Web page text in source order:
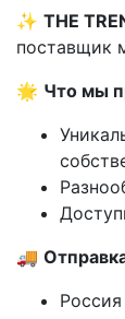
✨ THE
поставщик
🌟 Что мы
🚚